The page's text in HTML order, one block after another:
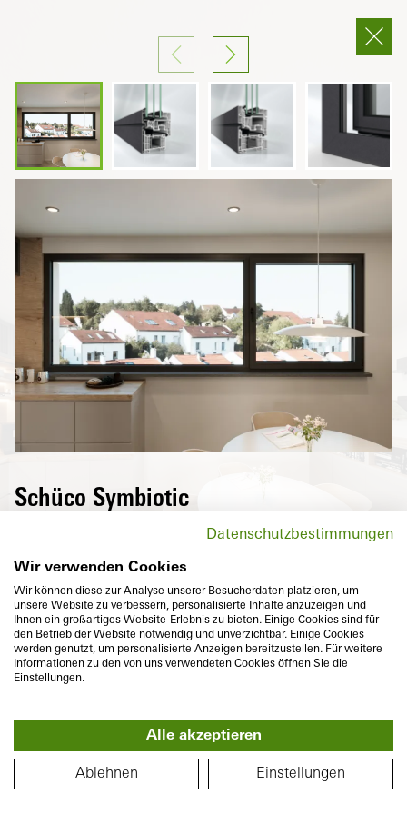
GRUNDRISS
Schüco Symbiotic
Außen eine hochwertige, puristische
hochwärmedämmender Kunststoff – Die
perfekte Kombination von zwei langlebigen
Materialien, die mit der flächenbündigen
Optik zudem individuelle Vorstellungen an
anspruchsvolles Design und Farbvielfalt
erfüllen.
Datenschutzbestimmungen
Wir verwenden Cookies
Wir können diese zur Analyse unserer Besucherdaten platzieren, um
unsere Website zu verbessern, personalisierte Inhalte anzuzeigen und
Ihnen ein großartiges Website-Erlebnis zu bieten. Einige Cookies sind für
den Betrieb der Website notwendig und unverzichtbar. Einige Cookies
werden genutzt, um personalisierte Anzeigen bereitzustellen. Für weitere
Informationen zu den von uns verwendeten Cookies öffnen Sie die
Einstellungen.
Alle akzeptieren
Ablehnen Einstellungen